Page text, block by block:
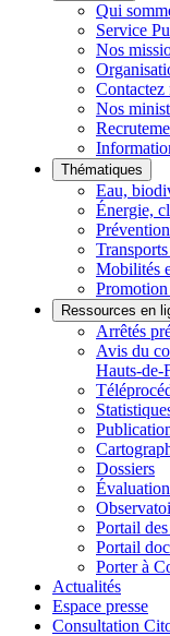
Qui
Service
Nos
Contactez
Nos
Thématiques
Eau,
Énergie,
Mobilités
Ressources en
Arrêtés
Avis du
Hauts-de-
Dossiers
Portail
Portail
Porter à
Actualités
Espace presse
Consultation